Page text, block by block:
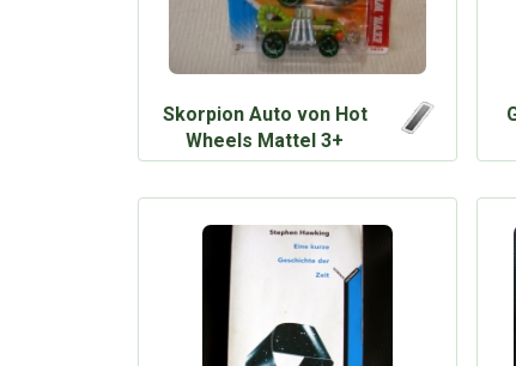
Skorpion Auto von Hot
Wheels Mattel 3+